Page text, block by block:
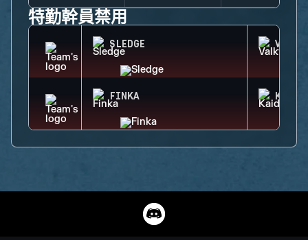
特勤幹員禁用
SLEDGE
FINKA KAID